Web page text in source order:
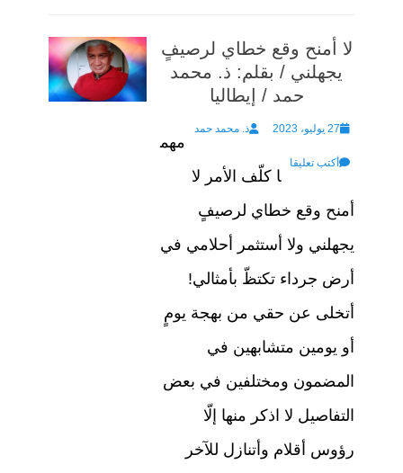
لا أمنح وقع خطاي لرصيفٍ
يجهلني / بقلم: ذ. محمد
حمد / إيطاليا
Posted
on
27 يوليو، 2023 Author
ذ. محمد حمد
أكتب تعليقا
مهم
ا كلّف الأمر لا
أمنح وقع خطاي لرصيفٍ
يجهلني ولا أستثمر أحلامي في
أرض جرداء تكتظّ بأمثالي!
أتخلى عن حقي من بهجة يومٍ
أو يومين متشابهين في
المضمون ومختلفين في بعض
التفاصيل لا اذكر منها إلّا
رؤوس أقلام وأتنازل للآخر